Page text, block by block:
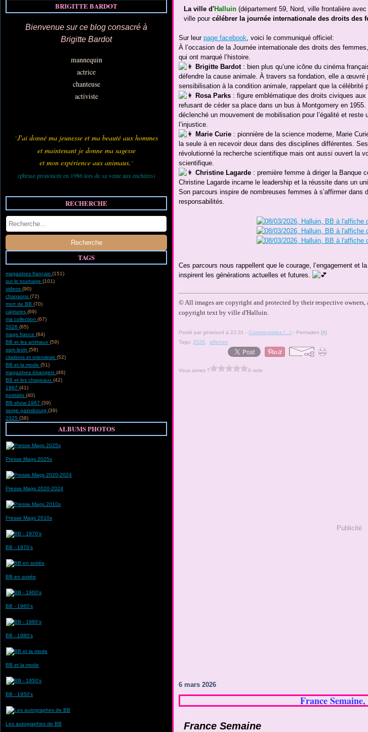
BRIGITTE BARDOT
Bienvenue sur ce blog consacré à
Brigitte Bardot
mannequin
actrice
chanteuse
activiste
"J'ai donné ma jeunesse et ma beauté aux hommes
et maintenant je donne ma sagesse
et mon expérience aux animaux."
(phrase prononcée en 1986 lors de sa vente aux enchères)
RECHERCHE
TAGS
magazines français (151)
sur le tournage (101)
videos (90)
chansons (72)
mort de BB (70)
captures (69)
ma collection (67)
2026 (65)
mags france (64)
BB et les animaux (59)
sam levin (58)
citations et interviews (52)
BB et la mode (51)
magazines étrangers (46)
BB et les chapeaux (42)
1967 (41)
portraits (40)
BB show 1967 (39)
serge gainsbourg (39)
2025 (38)
ALBUMS PHOTOS
Presse Mags 2025s
Presse Mags 2020-2024
Presse Mags 2010s
BB - 1970's
BB en soirée
BB - 1960's
BB - 1980's
BB et la mode
BB - 1950's
Les autographes de BB
La ville d'Halluin (département 59, Nord, ville frontalière
ville pourcélébrer la journée internationale des droits des
.
Sur leurpage facebook, voici le communiqué officiel:
À l’occasion de la Journée internationale des droits des
qui ont marqué l’histoire.
Brigitte Bardot: bien plus qu’une icône du cinéma
défendre la cause animale. À travers sa fondation, elle a
sensibilisation à la condition animale, rappelant que la célébrité
Rosa Parks : figure emblématique des droits civiques
refusant de céder sa place dans un bus à Montgomery en
déclenché un mouvement de mobilisation pour l’égalité et
l’injustice.
Marie Curie : pionnière de la science moderne, Marie
la seule à en recevoir deux dans des disciplines différentes.
révolutionné la recherche scientifique mais ont aussi ouvert la
scientifique.
Christine Lagarde : première femme à diriger la Banque
Christine Lagarde incarne le leadership et la réussite dans un
Son parcours inspire de nombreuses femmes à s’affirmer
responsabilités.
Ces parcours nous rappellent que le courage, l’engagement et
inspirent les générations actuelles et futures.
.
© All images are copyrightand protected by their respective owners,
copyright text by ville d'Halluin.
Posté par ginieland à 22:31 -Commentaires [ …] - Permalien [#]
Tags:2026 ,affiches
Vous aimez ? 0 vote
Publicité
6 mars 2026
France Semaine,
.
France Semaine